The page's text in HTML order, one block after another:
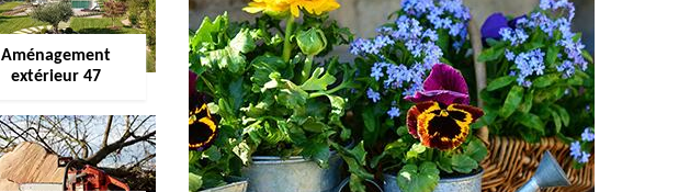
Aménagement
extérieur 47